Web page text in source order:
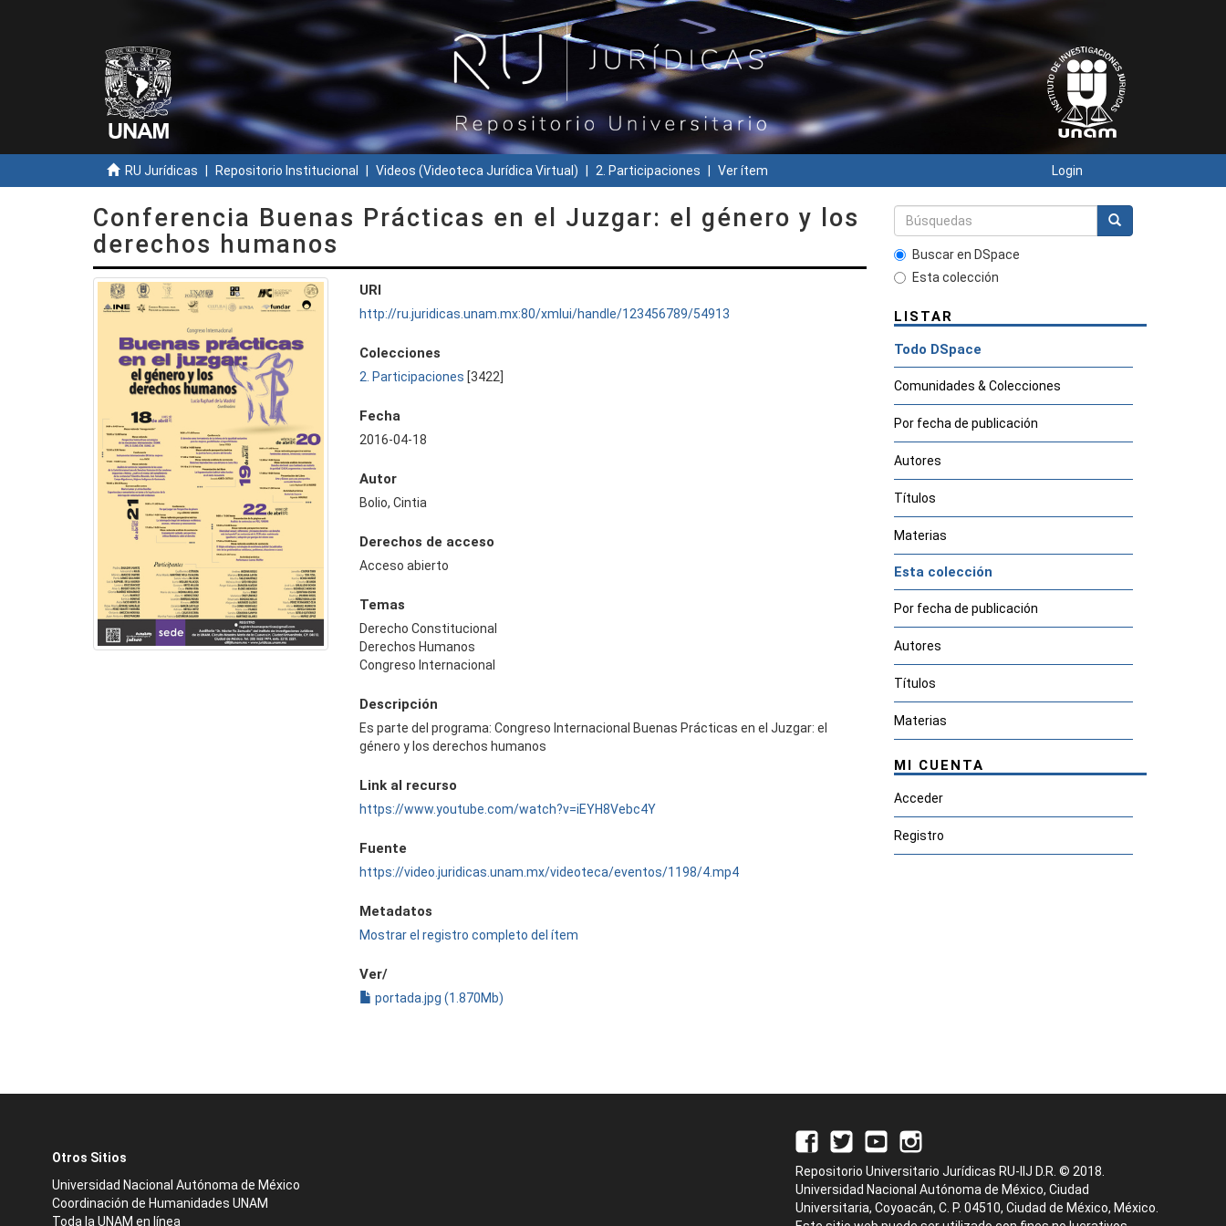
RU Jurídicas Repositorio Institucional Videos (Videoteca Jurídica Virtual) 2. Participaciones Ver ítem Login
Conferencia Buenas Prácticas en el Juzgar: el género y los
derechos humanos
URI
http://ru.juridicas.unam.mx:80/xmlui/handle/123456789/54913
Colecciones
2. Participaciones [3422]
Fecha
2016-04-18
Autor
Bolio, Cintia
Derechos de acceso
Acceso abierto
Temas
Derecho Constitucional
Derechos Humanos
Congreso Internacional
Descripción
Es parte del programa: Congreso Internacional Buenas Prácticas en el Juzgar: el
género y los derechos humanos
Link al recurso
https://www.youtube.com/watch?v=iEYH8Vebc4Y
Fuente
https://video.juridicas.unam.mx/videoteca/eventos/1198/4.mp4
Metadatos
Mostrar el registro completo del ítem
Ver/
portada.jpg (1.870Mb)
Buscar en DSpace
Esta colección
LISTAR
Todo DSpace
Comunidades & Colecciones
Por fecha de publicación
Autores
Títulos
Materias
Esta colección
Por fecha de publicación
Autores
Títulos
Materias
MI CUENTA
Acceder
Registro
Otros Sitios
Universidad Nacional Autónoma de México
Coordinación de Humanidades UNAM
Toda la UNAM en línea
Repositorio Universitario Jurídicas RU-IIJ D.R. © 2018.
Universidad Nacional Autónoma de México, Ciudad
Universitaria, Coyoacán, C. P. 04510, Ciudad de México, México.